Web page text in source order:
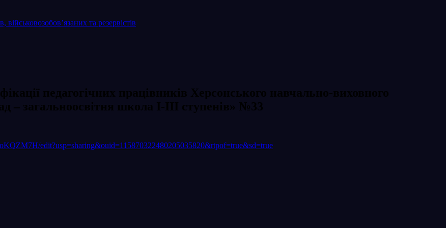
та резервістів
педагогічних працівників Херсонського навчально-виховного
загальноосвітня школа І-ІІІ ступенів» №33
edit?usp=sharing&ouid=115870322480205035820&rtpof=true&sd=true